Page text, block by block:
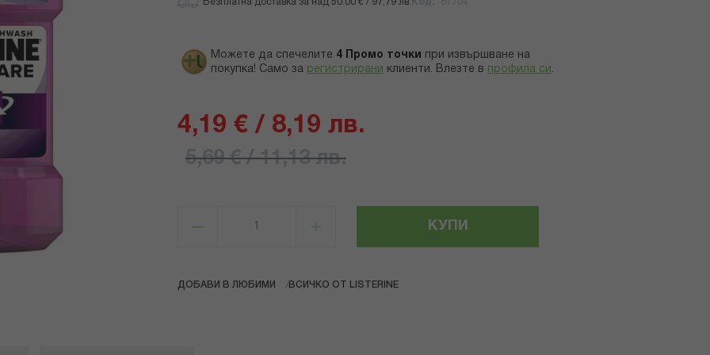
Безплатна доставка за над 50.00 € / 97,79 лв.
Можете да спечелите 4 Промо точки
при извършване на
покупка! Само за регистрирани клиенти. Влезте в профила си .
4,19 € / 8,19 лв.
5,69 € / 11,13 лв.
КУПИ
ДОБАВИ В ЛЮБИМИ ВСИЧКО ОТ LISTERINE